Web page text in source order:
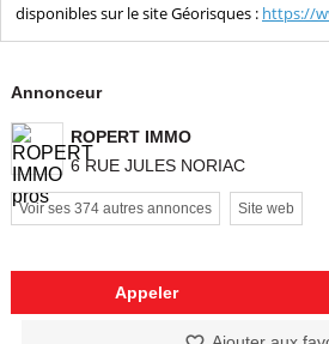
disponibles sur le site Géorisques : https://
Annonceur
ROPERT IMMO
6 RUE JULES NORIAC
Voir ses 374 autres annonces Site web
Appeler